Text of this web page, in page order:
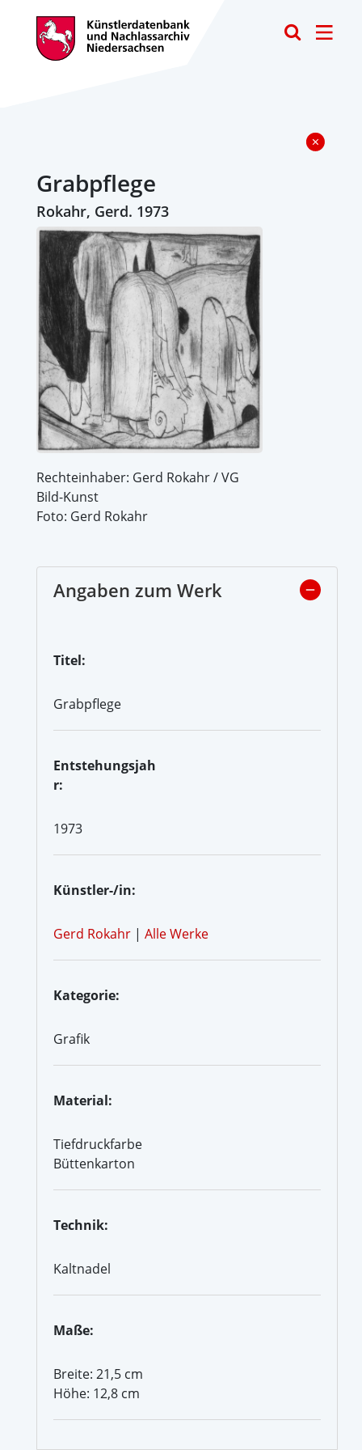
Grabpflege
Rokahr, Gerd. 1973
Rechteinhaber: Gerd Rokahr / VG
Bild-Kunst
Foto: Gerd Rokahr
Angaben zum Werk
Titel:
Grabpflege
Entstehungsjah
r:
1973
Künstler-/in:
Gerd Rokahr | Alle Werke
Kategorie:
Grafik
Material:
Tiefdruckfarbe
Büttenkarton
Technik:
Kaltnadel
Maße:
Breite: 21,5 cm
Höhe: 12,8 cm